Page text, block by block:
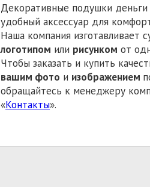
Декоративные подушки деньги
удобный аксессуар
Наша компания изготавливает
логотипом или рисунком от
Чтобы заказать и купить
вашим фото и изображением
обращайтесь к менеджеру
«Контакты».